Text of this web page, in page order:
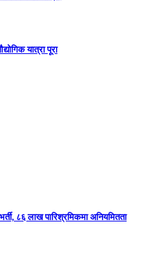
यात्रा पूरा
८६ लाख पारिश्रमिकमा अनियमितता